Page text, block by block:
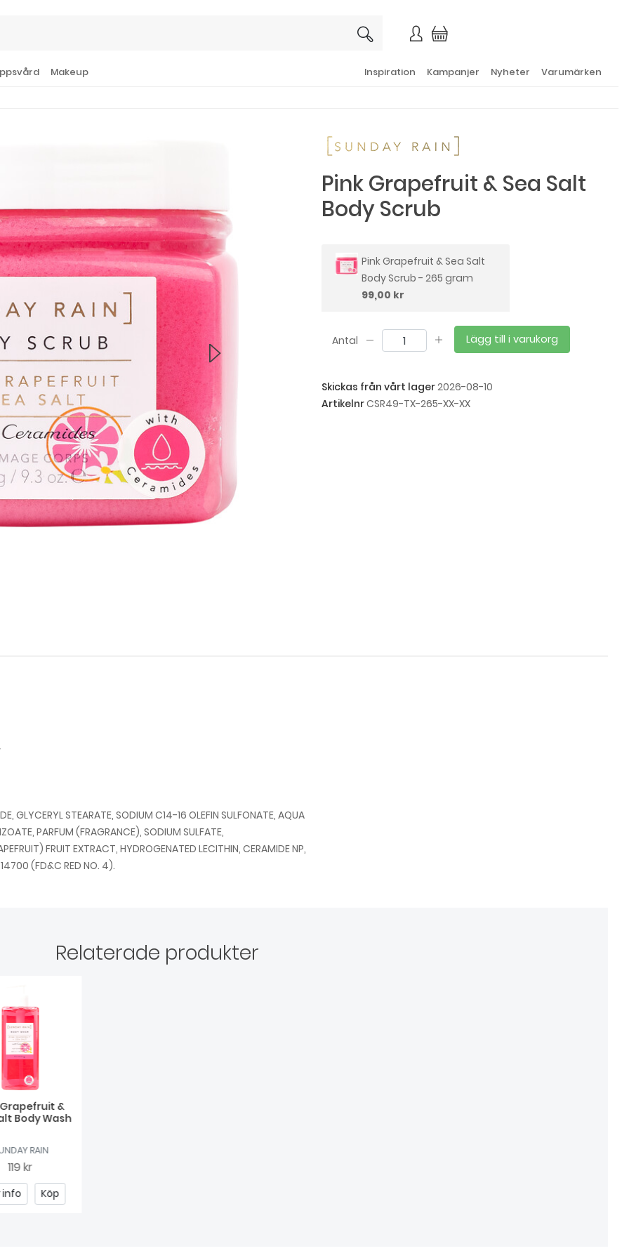
Makeup Inspiration Kampanjer Nyheter Varumärken
Pink Grapefruit & Sea Salt
Body Scrub
Pink Grapefruit & Sea Salt
Body Scrub - 265 gram
99,00 kr
Antal Lägg till i varukorg
Skickas från vårt lager2026-08-10
ArtikelnrCSR49-TX-265-XX-XX
GLYCERYL STEARATE, SODIUM C14-16 OLEFIN SULFONATE, AQUA
PARFUM (FRAGRANCE), SODIUM SULFATE,
FRUIT EXTRACT, HYDROGENATED LECITHIN, CERAMIDE NP,
(FD&C RED NO. 4).
Relaterade produkter
&
Body Wash
RAIN
119 kr
info Köp